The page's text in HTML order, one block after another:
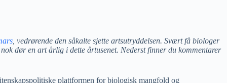
, vedrørende den såkalte sjette artsutryddelsen. Svært få biologer
dør en art årlig i dette årtusenet. Nederst finner du kommentarer
plattformen for biologisk mangfold og